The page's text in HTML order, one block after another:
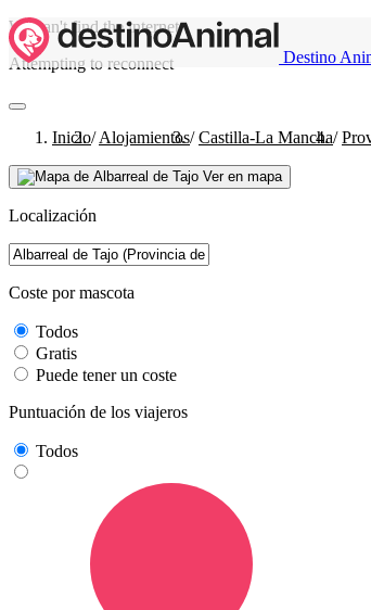
Destino
We can't find the internet
Attempting to reconnect
Inicio/ Alojamientos/ Castilla-La Mancha/
Ver en mapa
Localización
Coste por mascota
Todos
Gratis
Puede tener un coste
Puntuación de los viajeros
Todos